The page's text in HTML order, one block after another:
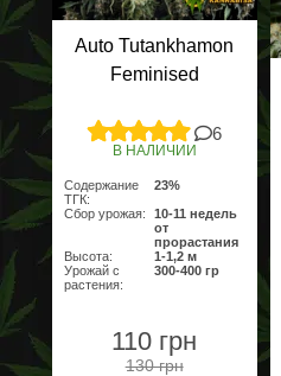
Auto Tutankhamon
Feminised
6
В НАЛИЧИИ
Содержание
ТГК:
23%
Сбор урожая:
10-11 недель
от
прорастания
Высота:
1-1,2 м
Урожай с
растения:
300-400 гр
110 грн
130 грн